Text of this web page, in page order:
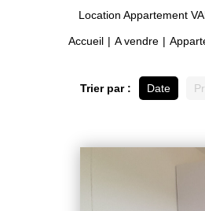
Location Appartement
Accueil A vendre
Trier par : Date